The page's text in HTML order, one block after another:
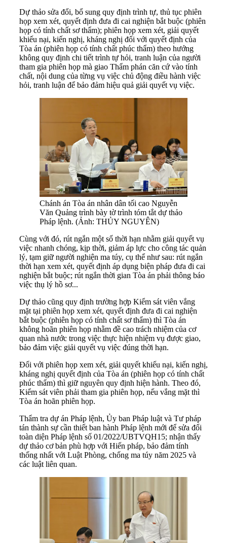
Dự thảo sửa đổi, bổ sung quy định trình tự, thủ tục phiên
họp xem xét, quyết định đưa đi cai nghiện bắt buộc (phiên
họp có tính chất sơ thẩm); phiên họp xem xét, giải quyết
khiếu nại, kiến nghị, kháng nghị đối với quyết định của
Tòa án (phiên họp có tính chất phúc thẩm) theo hướng
không quy định chi tiết trình tự hỏi, tranh luận của người
tham gia phiên họp mà giao Thẩm phán căn cứ vào tính
chất, nội dung của từng vụ việc chủ động điều hành việc
hỏi, tranh luận để bảo đảm hiệu quả giải quyết vụ việc.
Chánh án Tòa án nhân dân tối cao Nguyễn
Văn Quảng trình bày tờ trình tóm tắt dự thảo
Pháp lệnh. (Ảnh: THỦY NGUYÊN)
Cùng với đó, rút ngắn một số thời hạn nhằm giải quyết vụ
việc nhanh chóng, kịp thời, giảm áp lực cho công tác quản
lý, tạm giữ người nghiện ma túy, cụ thể như sau: rút ngắn
thời hạn xem xét, quyết định áp dụng biện pháp đưa đi cai
nghiện bắt buộc; rút ngắn thời gian Tòa án phải thông báo
việc thụ lý hồ sơ...
Dự thảo cũng quy định trường hợp Kiểm sát viên vắng
mặt tại phiên họp xem xét, quyết định đưa đi cai nghiện
bắt buộc (phiên họp có tính chất sơ thẩm) thì Tòa án
không hoãn phiên họp nhằm đề cao trách nhiệm của cơ
quan nhà nước trong việc thực hiện nhiệm vụ được giao,
bảo đảm việc giải quyết vụ việc đúng thời hạn.
Đối với phiên họp xem xét, giải quyết khiếu nại, kiến nghị,
kháng nghị quyết định của Tòa án (phiên họp có tính chất
phúc thẩm) thì giữ nguyên quy định hiện hành. Theo đó,
Kiểm sát viên phải tham gia phiên họp, nếu vắng mặt thì
Tòa án hoãn phiên họp.
Thẩm tra dự án Pháp lệnh, Ủy ban Pháp luật và Tư pháp
tán thành sự cần thiết ban hành Pháp lệnh mới để sửa đổi
toàn diện Pháp lệnh số 01/2022/UBTVQH15; nhận thấy
dự thảo cơ bản phù hợp với Hiến pháp, bảo đảm tính
thống nhất với Luật Phòng, chống ma túy năm 2025 và
các luật liên quan.